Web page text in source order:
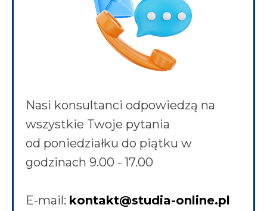
Nasi konsultanci odpowiedzą na
wszystkie Twoje pytania
od poniedziałku do piątku w
godzinach 9.00 - 17.00
E-mail: kontakt@studia-online.pl